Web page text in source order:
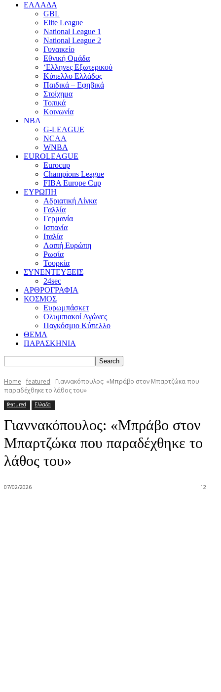
EΛΛΑΔΑ
GBL
Elite League
National League 1
National League 2
Γυναικείο
Εθνική Ομάδα
‘Ελληνες Εξωτερικού
Κύπελλο Ελλάδος
Παιδικά – Εφηβικά
Στοίχημα
Τοπικά
Κοινωνία
NBA
G-LEAGUE
NCAA
WNBA
ΕUROLEAGUE
Eurocup
Champions League
FIBA Europe Cup
ΕΥΡΩΠΗ
Αδριατική Λίγκα
Γαλλία
Γερμανία
Ισπανία
Ιταλία
Λοιπή Ευρώπη
Ρωσία
Τουρκία
ΣΥΝΕΝΤΕΥΞΕΙΣ
24sec
ΑΡΘΡΟΓΡΑΦΙΑ
ΚΟΣΜΟΣ
Ευρωμπάσκετ
Ολυμπιακοί Αγώνες
Παγκόσμιο Κύπελλο
ΘΕΜΑ
ΠΑΡΑΣΚΗΝΙΑ
Home featured
Γιαννακόπουλος: «Μπράβο στον Μπαρτζώκα που
παραδέχθηκε το λάθος του»
featured Ελλαδα
Γιαννακόπουλος: «Μπράβο στον
Μπαρτζώκα που παραδέχθηκε το
λάθος του»
07/02/2026 12